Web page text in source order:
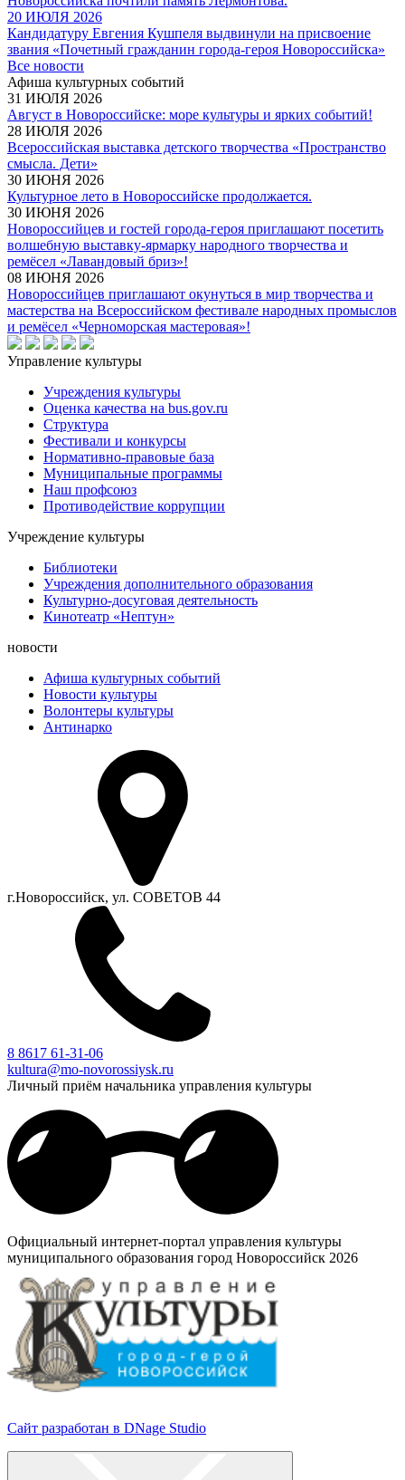
20 ИЮЛЯ 2026
Кандидатуру Евгения Кушпеля выдвинули на присвоение
звания «Почетный гражданин города-героя Новороссийска»
Все новости
Афиша культурных событий
31 ИЮЛЯ 2026
Август в Новороссийске: море культуры и ярких событий!
28 ИЮЛЯ 2026
Всероссийская выставка детского творчества «Пространство
смысла. Дети»
30 ИЮНЯ 2026
Культурное лето в Новороссийске продолжается.
30 ИЮНЯ 2026
Новороссийцев и гостей города-героя приглашают посетить
волшебную выставку-ярмарку народного творчества и
ремёсел «Лавандовый бриз»!
08 ИЮНЯ 2026
Новороссийцев приглашают окунуться в мир творчества и
мастерства на Всероссийском фестивале народных промыслов
и ремёсел «Черноморская мастеровая»!
Управление культуры
Учреждения культуры
Оценка качества на bus.gov.ru
Структура
Фестивали и конкурсы
Нормативно-правовые база
Муниципальные программы
Наш профсоюз
Противодействие коррупции
Учреждение культуры
Библиотеки
Учреждения дополнительного образования
Культурно-досуговая деятельность
Кинотеатр «Нептун»
новости
Афиша культурных событий
Новости культуры
Волонтеры культуры
Антинарко
г.Новороссийск, ул. СОВЕТОВ 44
8 8617 61-31-06
kultura@mo-novorossiysk.ru
Личный приём начальника управления культуры
Официальный интернет-портал управления культуры
муниципального образования город Новороссийск 2026
Сайт разработан в DNage Studio